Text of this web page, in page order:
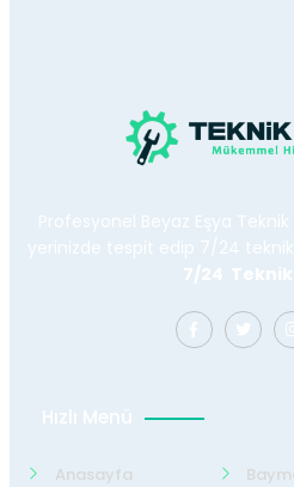
Profesyonel Beyaz Eşya Teknik
yerinizde tespit edip 7/24 teknik
7/24
Hızlı Menü
Anasayfa